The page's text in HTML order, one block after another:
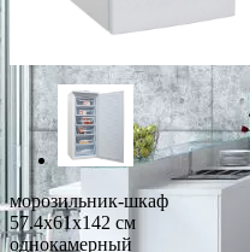
морозильник-шкаф
57.4x61x142 см
однокамерный